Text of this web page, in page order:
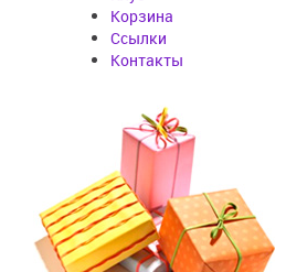
Корзина
Cсылки
Контакты